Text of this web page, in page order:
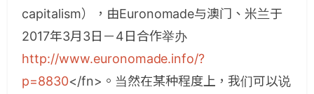
capitalism），由Euronomade与澳门、米兰于
2017年3月3日－4日合作举办
http://www.euronomade.info/?
p=8830</fn>。当然在某种程度上，我们可以说